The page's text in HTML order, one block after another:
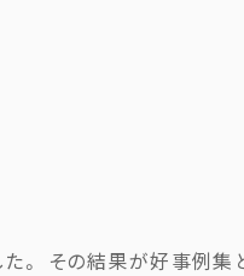
。 その結果が好事例集